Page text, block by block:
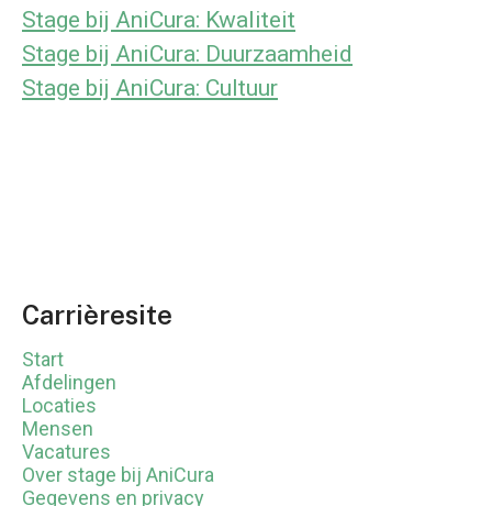
Stage bij AniCura: Kwaliteit
Stage bij AniCura: Duurzaamheid
Stage bij AniCura: Cultuur
Carrièresite
Start
Afdelingen
Locaties
Mensen
Vacatures
Over stage bij AniCura
Gegevens en privacy